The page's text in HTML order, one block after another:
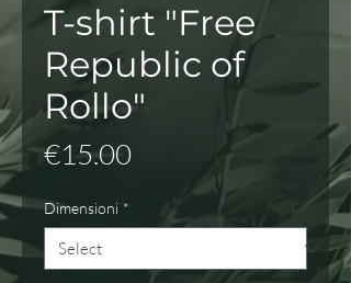
T-shirt "Free
Republic of
Rollo"
€15.00
Dimensioni *